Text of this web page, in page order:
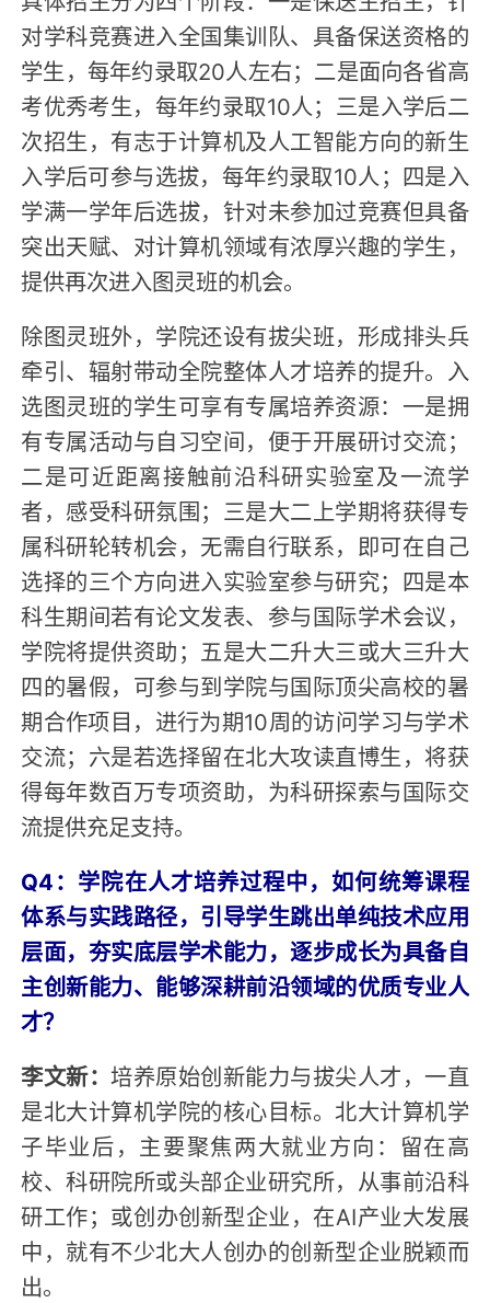
对学科竞赛进入全国集训队、具备保送资格的
学生，每年约录取20人左右；二是面向各省高
考优秀考生，每年约录取10人；三是入学后二
次招生，有志于计算机及人工智能方向的新生
入学后可参与选拔，每年约录取10人；四是入
学满一学年后选拔，针对未参加过竞赛但具备
突出天赋、对计算机领域有浓厚兴趣的学生，
提供再次进入图灵班的机会。
除图灵班外，学院还设有拔尖班，形成排头兵
牵引、辐射带动全院整体人才培养的提升。入
选图灵班的学生可享有专属培养资源：一是拥
有专属活动与自习空间，便于开展研讨交流；
二是可近距离接触前沿科研实验室及一流学
者，感受科研氛围；三是大二上学期将获得专
属科研轮转机会，无需自行联系，即可在自己
选择的三个方向进入实验室参与研究；四是本
科生期间若有论文发表、参与国际学术会议，
学院将提供资助；五是大二升大三或大三升大
四的暑假，可参与到学院与国际顶尖高校的暑
期合作项目，进行为期10周的访问学习与学术
交流；六是若选择留在北大攻读直博生，将获
得每年数百万专项资助，为科研探索与国际交
流提供充足支持。
Q4：学院在人才培养过程中，如何统筹课程
体系与实践路径，引导学生跳出单纯技术应用
层面，夯实底层学术能力，逐步成长为具备自
主创新能力、能够深耕前沿领域的优质专业人
才？
李文新：培养原始创新能力与拔尖人才，一直
是北大计算机学院的核心目标。北大计算机学
子毕业后，主要聚焦两大就业方向：留在高
校、科研院所或头部企业研究所，从事前沿科
研工作；或创办创新型企业，在AI产业大发展
中，就有不少北大人创办的创新型企业脱颖而
出。